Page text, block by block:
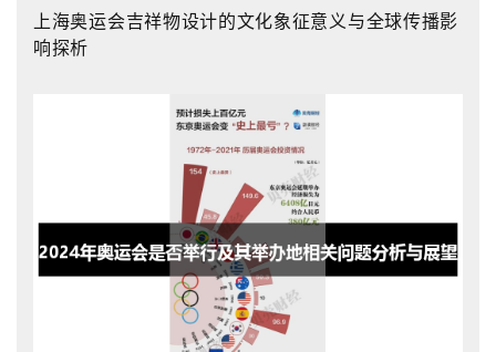
上海奥运会吉祥物设计的文化象征意义与全球传播影
响探析